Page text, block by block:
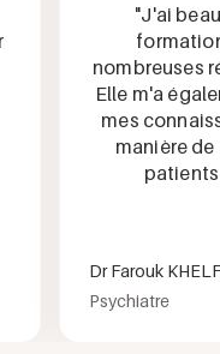
"J'ai
formation,
nombreuses
Elle m'a
mes
manière de
patients
Dr Farouk KHELFA
Psychiatre